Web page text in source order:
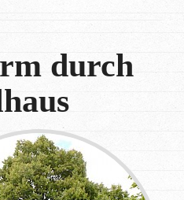
durch